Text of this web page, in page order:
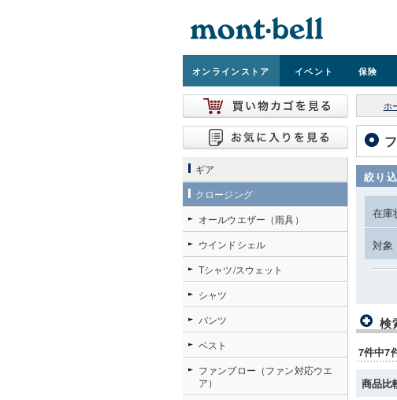
オンラインストア イベント 保険
ホ
絞り
在庫
対象
検
7件中7
商品比
ギア
クロージング
オールウエザー（雨具）
ウインドシェル
Tシャツ/スウェット
シャツ
パンツ
ベスト
ファンブロー（ファン対応ウエ
ア）